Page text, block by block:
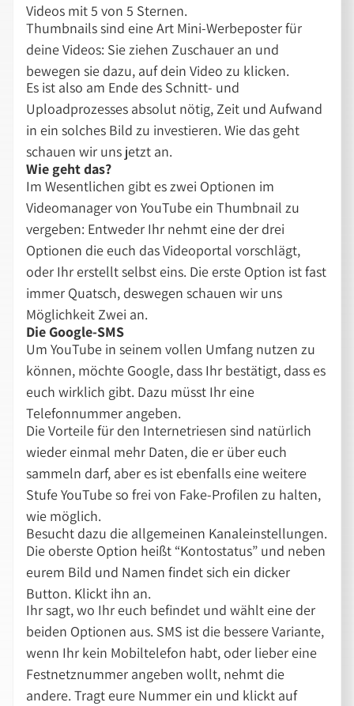
Videos mit 5 von 5 Sternen.
Thumbnails sind eine Art Mini-Werbeposter für
deine Videos: Sie ziehen Zuschauer an und
bewegen sie dazu, auf dein Video zu klicken.
Es ist also am Ende des Schnitt- und
Uploadprozesses absolut nötig, Zeit und Aufwand
in ein solches Bild zu investieren. Wie das geht
schauen wir uns jetzt an.
Wie geht das?
Im Wesentlichen gibt es zwei Optionen im
Videomanager von YouTube ein Thumbnail zu
vergeben: Entweder Ihr nehmt eine der drei
Optionen die euch das Videoportal vorschlägt,
oder Ihr erstellt selbst eins. Die erste Option ist fast
immer Quatsch, deswegen schauen wir uns
Möglichkeit Zwei an.
Die Google-SMS
Um YouTube in seinem vollen Umfang nutzen zu
können, möchte Google, dass Ihr bestätigt, dass es
euch wirklich gibt. Dazu müsst Ihr eine
Telefonnummer angeben.
Die Vorteile für den Internetriesen sind natürlich
wieder einmal mehr Daten, die er über euch
sammeln darf, aber es ist ebenfalls eine weitere
Stufe YouTube so frei von Fake-Profilen zu halten,
wie möglich.
Besucht dazu die allgemeinen Kanaleinstellungen.
Die oberste Option heißt “Kontostatus” und neben
eurem Bild und Namen findet sich ein dicker
Button. Klickt ihn an.
Ihr sagt, wo Ihr euch befindet und wählt eine der
beiden Optionen aus. SMS ist die bessere Variante,
wenn Ihr kein Mobiltelefon habt, oder lieber eine
Festnetznummer angeben wollt, nehmt die
andere. Tragt eure Nummer ein und klickt auf